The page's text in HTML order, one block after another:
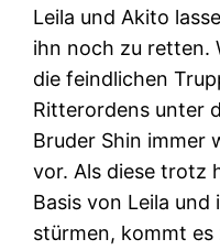
Leila und Akito
ihn noch zu retten.
die feindlichen
Ritterordens unter
Bruder Shin immer
vor. Als diese trotz
Basis von Leila und
stürmen, kommt